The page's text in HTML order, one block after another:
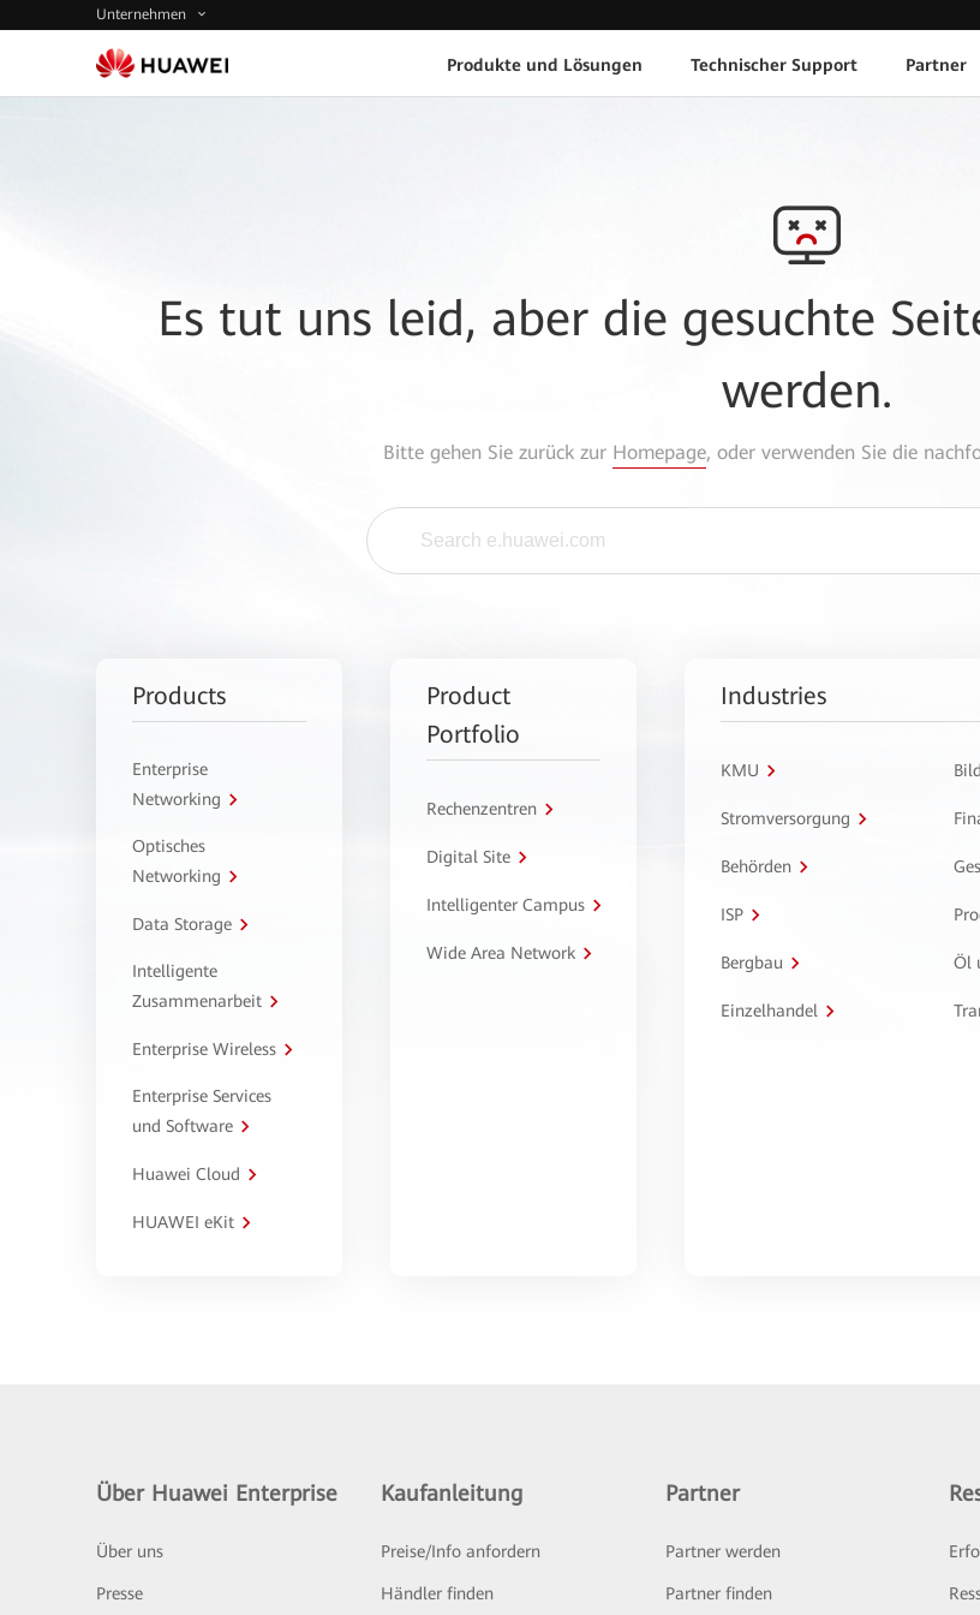
Unternehmen
Produkte und Lösungen Technischer Support Partner
Es tut uns leid, aber die gesuchte
werden.
Bitte gehen Sie zurück zur Homepage, oder verwenden Sie die
Products
Enterprise
Networking
Optisches
Networking
Data Storage
Intelligente
Zusammenarbeit
Enterprise Wireless
Enterprise Services
und Software
Huawei Cloud
HUAWEI eKit
Product
Portfolio
Rechenzentren
Digital Site
Intelligenter Campus
Wide Area Network
Industries
KMU
Stromversorgung
Behörden
ISP
Bergbau Öl
Einzelhandel
Über Huawei Enterprise
Über uns
Presse
Kaufanleitung
Preise/Info anfordern
Händler finden
Partner
Partner werden
Partner finden